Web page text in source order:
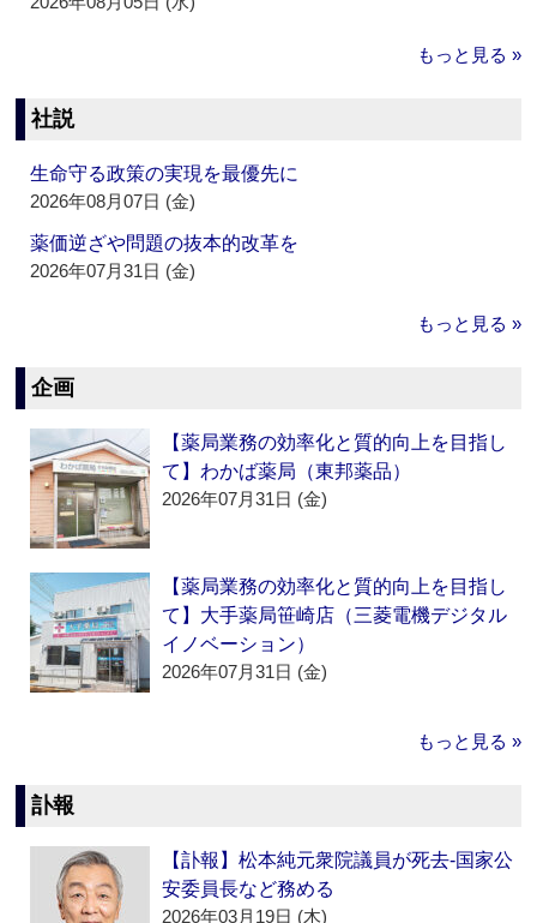
もっと見る »
社説
生命守る政策の実現を最優先に
2026年08月07日 (金)
薬価逆ざや問題の抜本的改革を
2026年07月31日 (金)
もっと見る »
企画
【薬局業務の効率化と質的向上を目指し
て】わかば薬局（東邦薬品）
2026年07月31日 (金)
【薬局業務の効率化と質的向上を目指し
て】大手薬局笹崎店（三菱電機デジタル
イノベーション）
2026年07月31日 (金)
もっと見る »
訃報
【訃報】松本純元衆院議員が死去‐国家公
安委員長など務める
2026年03月19日 (木)